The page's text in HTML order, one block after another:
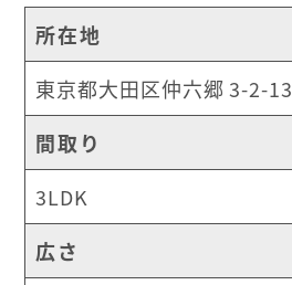
所在地
東京都大田区仲六郷 3-2-13
間取り
3LDK
広さ